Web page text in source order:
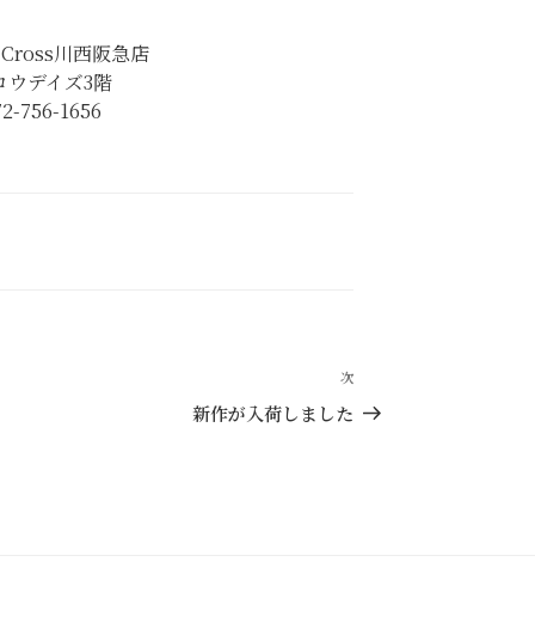
川西阪急店
ウデイズ3階
756-1656
次
の
次
新作が入荷しました